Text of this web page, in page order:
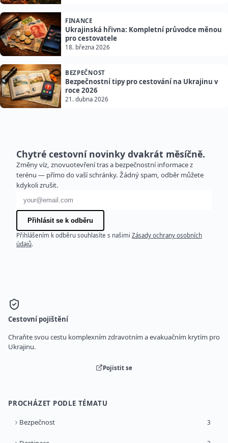
FINANCE
Ukrajinská hřivna: Kompletní průvodce měnou
pro cestovatele
18. března 2026
BEZPEČNOST
Bezpečnostní tipy pro cestování na Ukrajinu v
roce 2026
21. dubna 2026
Chytré cestovní novinky dvakrát měsíčně.
Změny víz, znovuotevření tras a bezpečnostní informace z
terénu — přímo do vaší schránky. Žádný spam, odběr můžete
kdykoli zrušit.
E-mailová adresa
Přihlásit se k odběru
Přihlášením k odběru souhlasíte s našimi Zásady ochrany osobních
údajů.
Cestovní pojištění
Chraňte svou cestu komplexním zdravotním a evakuačním krytím pro
Ukrajinu.
Pojistit se
PROCHÁZET PODLE TÉMATU
Bezpečnost 3